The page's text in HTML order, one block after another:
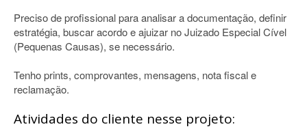
Preciso de profissional para analisar a documentação, definir
estratégia, buscar acordo e ajuizar no Juizado Especial Cível
(Pequenas Causas), se necessário.
Tenho prints, comprovantes, mensagens, nota fiscal e
reclamação.
Atividades do cliente nesse projeto: